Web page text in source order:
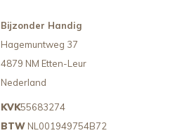
Bijzonder Handig
Hagemuntweg 37
4879 NM Etten-Leur
Nederland
KVK55683274
BTW NL001949754B72